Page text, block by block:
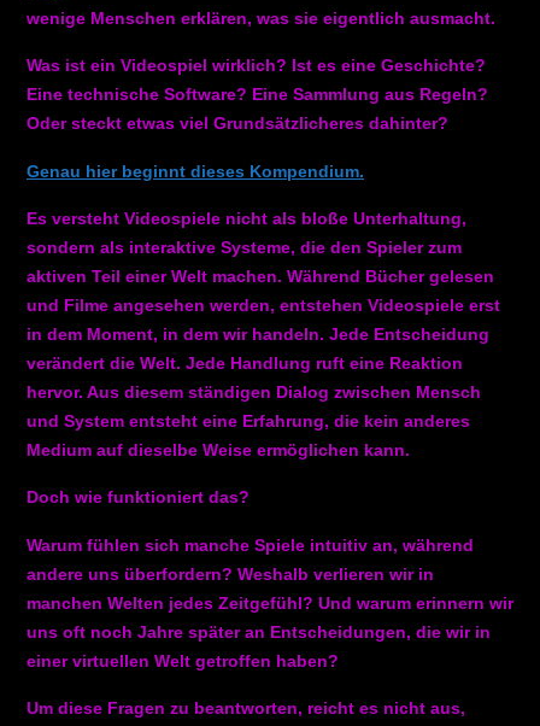
wenige Menschen erklären, was sie eigentlich ausmacht.
Was ist ein Videospiel wirklich? Ist es eine Geschichte?
Eine technische Software? Eine Sammlung aus Regeln?
Oder steckt etwas viel Grundsätzlicheres dahinter?
Genau hier beginnt dieses Kompendium.
Es versteht Videospiele nicht als bloße Unterhaltung,
sondern als interaktive Systeme, die den Spieler zum
aktiven Teil einer Welt machen. Während Bücher gelesen
und Filme angesehen werden, entstehen Videospiele erst
in dem Moment, in dem wir handeln. Jede Entscheidung
verändert die Welt. Jede Handlung ruft eine Reaktion
hervor. Aus diesem ständigen Dialog zwischen Mensch
und System entsteht eine Erfahrung, die kein anderes
Medium auf dieselbe Weise ermöglichen kann.
Doch wie funktioniert das?
Warum fühlen sich manche Spiele intuitiv an, während
andere uns überfordern? Weshalb verlieren wir in
manchen Welten jedes Zeitgefühl? Und warum erinnern wir
uns oft noch Jahre später an Entscheidungen, die wir in
einer virtuellen Welt getroffen haben?
Um diese Fragen zu beantworten, reicht es nicht aus,